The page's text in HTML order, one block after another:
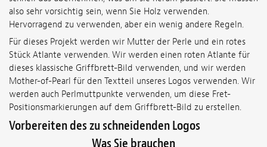
also sehr vorsichtig sein, wenn Sie Holz verwenden.
Hervorragend zu verwenden, aber ein wenig andere Regeln.
Für dieses Projekt werden wir Mutter der Perle und ein rotes
Stück Atlante verwenden. Wir werden einen roten Atlante für
dieses klassische Griffbrett-Bild verwenden, und wir werden
Mother-of-Pearl für den Textteil unseres Logos verwenden. Wir
werden auch Perlmuttpunkte verwenden, um diese Fret-
Positionsmarkierungen auf dem Griffbrett-Bild zu erstellen.
Vorbereiten des zu schneidenden Logos
Was Sie brauchen